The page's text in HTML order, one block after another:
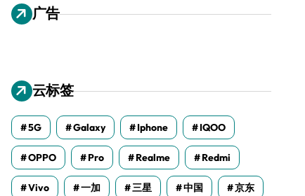
广告
云标签
5G Galaxy Iphone IQOO
OPPO Pro Realme Redmi
Vivo 一加 三星 中国 京东